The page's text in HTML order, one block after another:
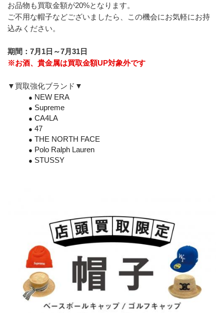
お品物も買取金額が20%となります。
ご不用な帽子などございましたら、この機会にお気軽にお持
込みください。
期間：7月1日～7月31日
※お酒、貴金属は買取金額UP対象外です
▼買取強化ブランド▼
NEW ERA
Supreme
CA4LA
47
THE NORTH FACE
Polo Ralph Lauren
STUSSY